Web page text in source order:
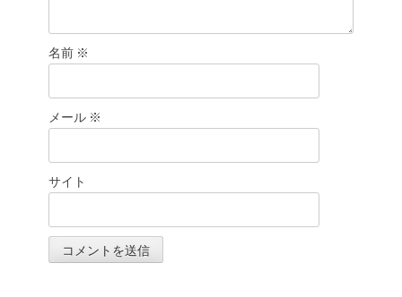
名前 ※
メール ※
サイト